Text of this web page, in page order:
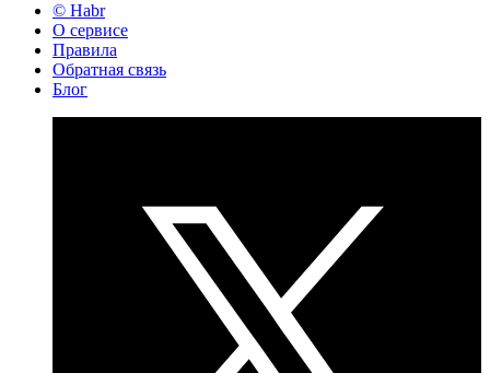
© Habr
О сервисе
Правила
Обратная связь
Блог